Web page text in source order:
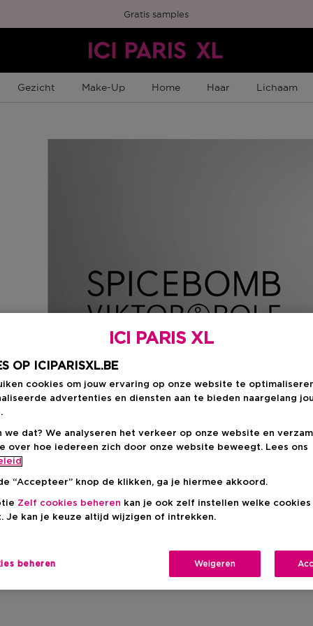
Gratis samples
Gezicht Make-Up Home Haar Lichaam
ICI PARIS XL
OP ICIPARISXL.BE
cookies om jouw ervaring op onze website te
advertenties en diensten aan te bieden naargelang
we dat? We analyseren het verkeer op onze website en
over hoe iedereen zich door onze website beweegt. Lees ons
“Accepteer” knop de klikken, ga je hiermee akkoord.
Zelf cookies beheren kan je ook zelf instellen welke cookies
Je kan je keuze altijd wijzigen of intrekken.
beheren Weigeren